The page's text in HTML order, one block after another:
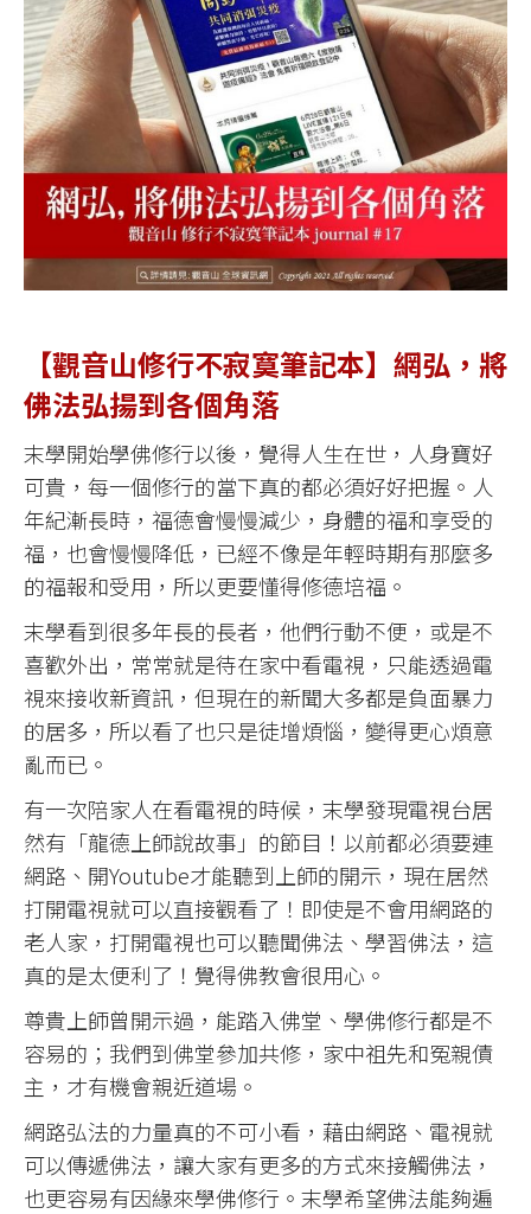
【觀音山修行不寂寞筆記本】網弘，將
佛法弘揚到各個角落
末學開始學佛修行以後，覺得人生在世，人身寶好
可貴，每一個修行的當下真的都必須好好把握。人
年紀漸長時，福德會慢慢減少，身體的福和享受的
福，也會慢慢降低，已經不像是年輕時期有那麼多
的福報和受用，所以更要懂得修德培福。
末學看到很多年長的長者，他們行動不便，或是不
喜歡外出，常常就是待在家中看電視，只能透過電
視來接收新資訊，但現在的新聞大多都是負面暴力
的居多，所以看了也只是徒增煩惱，變得更心煩意
亂而已。
有一次陪家人在看電視的時候，末學發現電視台居
然有「龍德上師說故事」的節目！以前都必須要連
網路、開Youtube才能聽到上師的開示，現在居然
打開電視就可以直接觀看了！即使是不會用網路的
老人家，打開電視也可以聽聞佛法、學習佛法，這
真的是太便利了！覺得佛教會很用心。
尊貴上師曾開示過，能踏入佛堂、學佛修行都是不
容易的；我們到佛堂參加共修，家中祖先和冤親債
主，才有機會親近道場。
網路弘法的力量真的不可小看，藉由網路、電視就
可以傳遞佛法，讓大家有更多的方式來接觸佛法，
也更容易有因緣來學佛修行。末學希望佛法能夠遍